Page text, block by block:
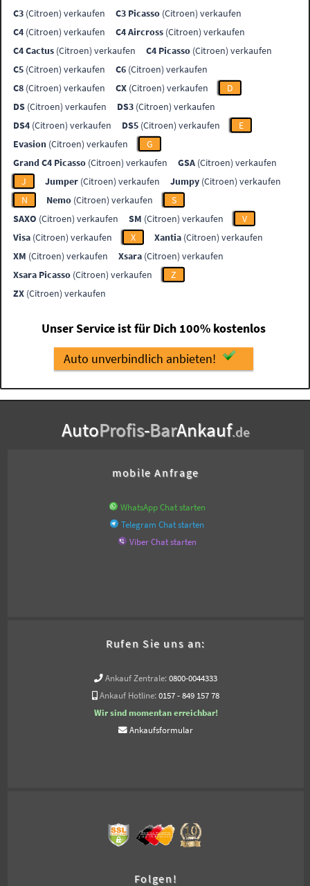
C3 (Citroen) verkaufen C3 Picasso (Citroen) verkaufen
C4 (Citroen) verkaufen C4 Aircross (Citroen) verkaufen
C4 Cactus (Citroen) verkaufen C4 Picasso (Citroen) verkaufen
C5 (Citroen) verkaufen C6 (Citroen) verkaufen
C8 (Citroen) verkaufen CX (Citroen) verkaufen
D
DS (Citroen) verkaufen DS3 (Citroen) verkaufen
DS4 (Citroen) verkaufen DS5 (Citroen) verkaufen
E
Evasion (Citroen) verkaufen
G
Grand C4 Picasso (Citroen) verkaufen GSA (Citroen) verkaufen
J
Jumper (Citroen) verkaufen Jumpy (Citroen) verkaufen
N
Nemo (Citroen) verkaufen
S
SAXO (Citroen) verkaufen SM (Citroen) verkaufen
V
Visa (Citroen) verkaufen X Xantia (Citroen) verkaufen
XM (Citroen) verkaufen Xsara (Citroen) verkaufen
Xsara Picasso (Citroen) verkaufen
Z
ZX (Citroen) verkaufen
Unser Service ist für Dich 100% kostenlos
Auto unverbindlich anbieten!
AutoProfis-BarAnkauf.de
mobile Anfrage
WhatsApp Chat starten
Telegram Chat starten
Viber Chat starten
Rufen Sie uns an:
Ankauf Zentrale: 0800-0044333
Ankauf Hotline: 0157 - 849 157 78
Wir sind momentan erreichbar!
Ankaufsformular
Folgen!